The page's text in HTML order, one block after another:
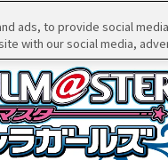
ads, to provide social
with our social media,